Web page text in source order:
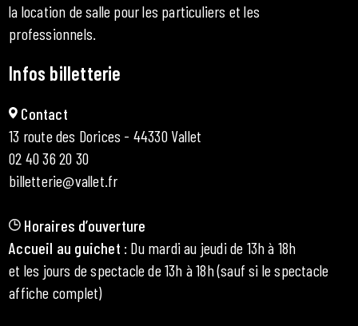
la location de salle pour les particuliers et les
professionnels.
Infos billetterie
Contact
13 route des Dorices - 44330 Vallet
02 40 36 20 30
billetterie@vallet.fr
Horaires d’ouverture
Accueil au guichet : Du mardi au jeudi de 13h à 18h
et les jours de spectacle de 13h à 18h (sauf si le spectacle
affiche complet)